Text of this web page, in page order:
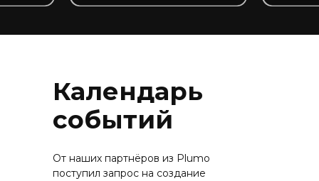
От наших партнёров из Plumo
поступил запрос на создание
Календарь
событий